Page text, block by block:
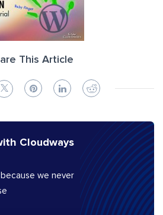
This Article
Cloudways
we never